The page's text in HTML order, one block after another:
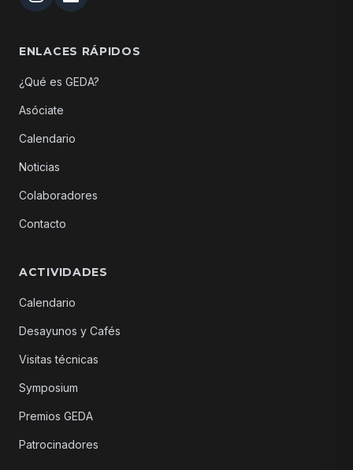
ENLACES RÁPIDOS
¿Qué es GEDA?
Asóciate
Calendario
Noticias
Colaboradores
Contacto
ACTIVIDADES
Calendario
Desayunos y Cafés
Visitas técnicas
Symposium
Premios GEDA
Patrocinadores